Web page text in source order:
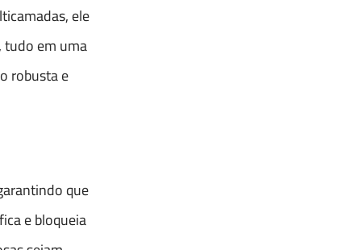
ele
em uma
robusta e
que
e bloqueia